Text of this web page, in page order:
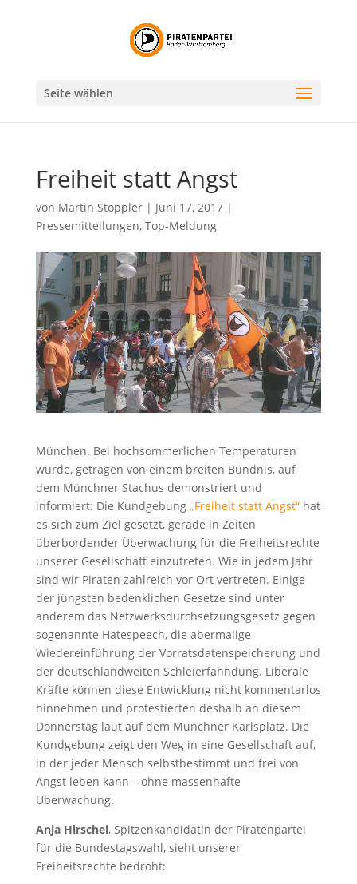
Seite wählen
Freiheit statt Angst
von Martin Stoppler| Juni 17, 2017|
Pressemitteilungen, Top-Meldung
München. Bei hochsommerlichen Temperaturen
wurde, getragen von einem breiten Bündnis, auf
dem Münchner Stachus demonstriert und
informiert: Die Kundgebung „Freiheit statt Angst“hat
es sich zum Ziel gesetzt, gerade in Zeiten
überbordender Überwachung für die Freiheitsrechte
unserer Gesellschaft einzutreten. Wie in jedem Jahr
sind wir Piraten zahlreich vor Ort vertreten. Einige
der jüngsten bedenklichen Gesetze sind unter
anderem das Netzwerksdurchsetzungsgesetz gegen
sogenannte Hatespeech, die abermalige
Wiedereinführung der Vorratsdatenspeicherung und
der deutschlandweiten Schleierfahndung. Liberale
Kräfte können diese Entwicklung nicht kommentarlos
hinnehmen und protestierten deshalb an diesem
Donnerstag laut auf dem Münchner Karlsplatz. Die
Kundgebung zeigt den Weg in eine Gesellschaft auf,
in der jeder Mensch selbstbestimmt und frei von
Angst leben kann – ohne massenhafte
Überwachung.
Anja Hirschel, Spitzenkandidatin der Piratenpartei
für die Bundestagswahl, sieht unserer
Freiheitsrechte bedroht: